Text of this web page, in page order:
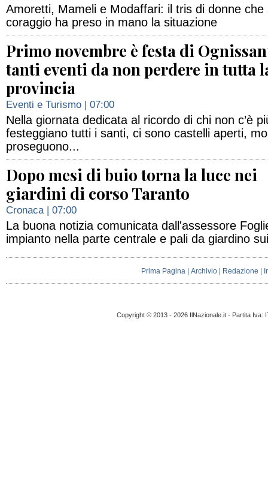
Amoretti, Mameli e Modaffari: il tris di donne
coraggio ha preso in mano la situazione
Primo novembre è festa di
tanti eventi da non perdere in tutta
provincia
Eventi e Turismo | 07:00
Nella giornata dedicata al ricordo di chi non c’è
festeggiano tutti i santi, ci sono castelli aperti,
proseguono...
Dopo mesi di buio torna la luce nei
giardini di corso Taranto
Cronaca| 07:00
La buona notizia comunicata dall'assessore
impianto nella parte centrale e pali da giardino
Prima Pagina |Archivio Redazione
Copyright © 2013 - 2026 IlNazionale.it - Partita Iva: